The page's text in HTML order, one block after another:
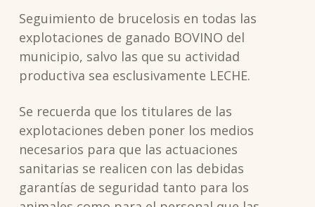
Seguimiento de brucelosis en todas las
explotaciones de ganado BOVINO del
municipio, salvo las que su actividad
productiva sea esclusivamente LECHE.
Se recuerda que los titulares de las
explotaciones deben poner los medios
necesarios para que las actuaciones
sanitarias se realicen con las debidas
garantías de seguridad tanto para los